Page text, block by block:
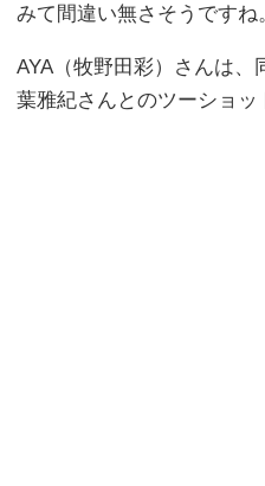
みて間違い無さそうですね
AYA（牧野田彩）さんは
葉雅紀さんとのツーショッ